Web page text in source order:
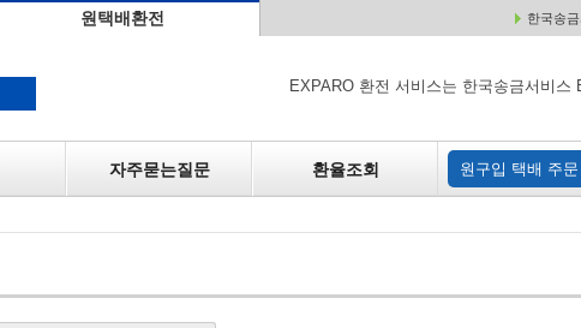
원택배환전 한국송
EXPARO 환전 서비스는 한국송금서비
자주묻는질문 환율조회 원구입 택배 주문
원매각 원구